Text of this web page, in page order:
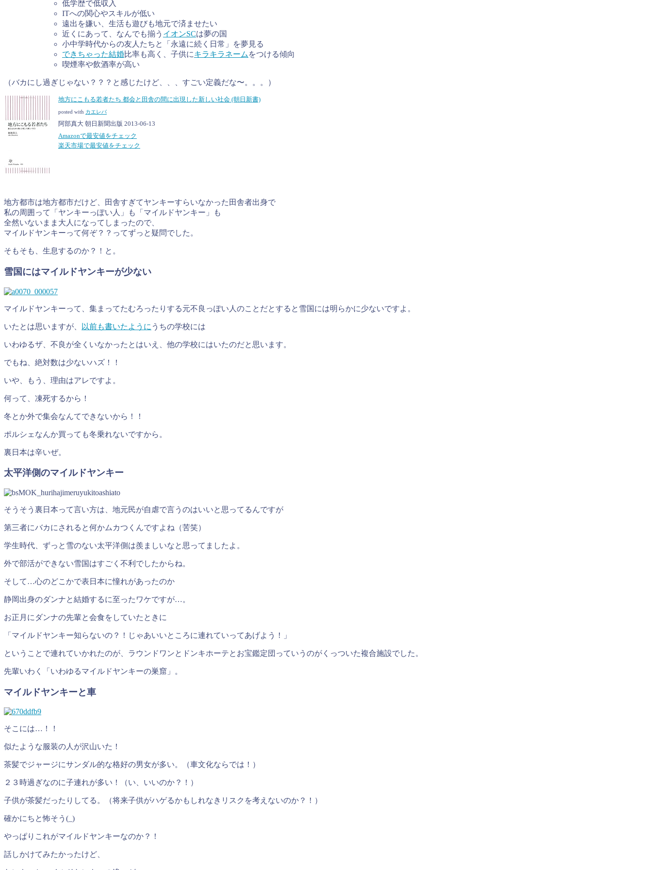
低学歴で低収入
ITへの関心やスキルが低い
遠出を嫌い、生活も遊びも地元で済ませたい
近くにあって、なんでも揃う イオンSCは夢の国
小中学時代からの友人たちと「永遠に続く日常」を夢見る
できちゃった結婚比率も高く、子供にキラキラネーム をつける傾向
喫煙率や飲酒率が高い
（バカにし過ぎじゃない？？？と感じたけど、、、すごい定義だな〜。。。）
地方にこもる若者たち 都会と田舎の間に出現した新しい社会 (朝日新書)
posted with カエレバ
阿部真大 朝日新聞出版 2013-06-13
Amazonで最安値をチェック
楽天市場で最安値をチェック
地方都市は地方都市だけど、田舎すぎてヤンキーすらいなかった田舎者出身で
私の周囲って「ヤンキーっぽい人」も「マイルドヤンキー」も
全然いないまま大人になってしまったので、
マイルドヤンキーって何ぞ？？ってずっと疑問でした。
そもそも、生息するのか？！と。
雪国にはマイルドヤンキーが少ない
マイルドヤンキーって、集まってたむろったりする元不良っぽい人のことだとすると雪国には明らかに少ないですよ。
いたとは思いますが、 以前も書いたように うちの学校には
いわゆるザ、不良が全くいなかったとはいえ、他の学校にはいたのだと思います。
でもね、絶対数は少ないハズ！！
いや、もう、理由はアレですよ。
何って、凍死するから！
冬とか外で集会なんてできないから！！
ポルシェなんか買っても冬乗れないですから。
裏日本は辛いぜ。
太平洋側のマイルドヤンキー
そうそう裏日本って言い方は、地元民が自虐で言うのはいいと思ってるんですが
第三者にバカにされると何かムカつくんですよね（苦笑）
学生時代、ずっと雪のない太平洋側は羨ましいなと思ってましたよ。
外で部活ができない雪国はすごく不利でしたからね。
そして…心のどこかで表日本に憧れがあったのか
静岡出身のダンナと結婚するに至ったワケですが…。
お正月にダンナの先輩と会食をしていたときに
「マイルドヤンキー知らないの？！じゃあいいところに連れていってあげよう！」
ということで連れていかれたのが、ラウンドワンとドンキホーテとお宝鑑定団っていうのがくっついた複合施設でした。
先輩いわく「いわゆるマイルドヤンキーの巣窟」。
マイルドヤンキーと車
そこには…！！
似たような服装の人が沢山いた！
茶髪でジャージにサンダル的な格好の男女が多い。（車文化ならでは！）
２３時過ぎなのに子連れが多い！（い、いいのか？！）
子供が茶髪だったりしてる。（将来子供がハゲるかもしれなきリスクを考えないのか？！）
確かにちと怖そう( )
やっぱりこれがマイルドヤンキーなのか？！
話しかけてみたかったけど、